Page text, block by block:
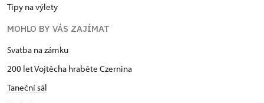
Tipy na výlety
MOHLO BY VÁS ZAJÍMAT
Svatba na zámku
200 let Vojtěcha hraběte Czernina
Taneční sál